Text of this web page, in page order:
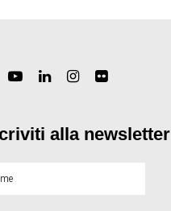
alla newsletter